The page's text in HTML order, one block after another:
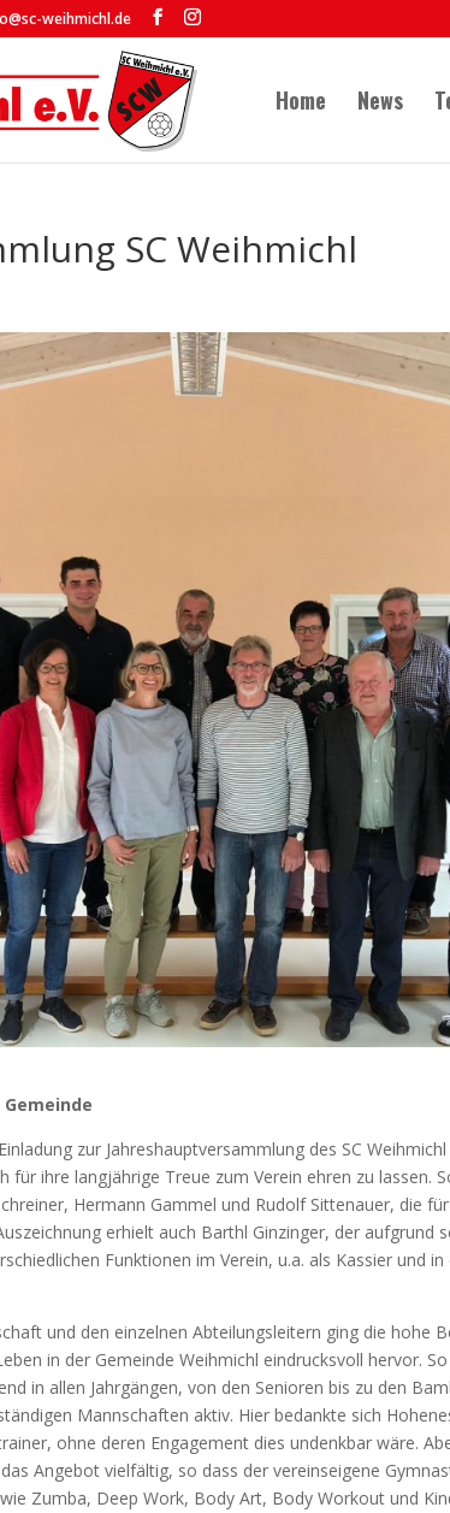
weihmichl.de
Home News
SC Weihmichl
zur Jahreshauptversammlung des SC
für ihre langjährige Treue zum Verein ehren zu lassen.
Hermann Gammel und Rudolf Sittenauer, die
erhielt auch Barthl Ginzinger, der aufgrund
Funktionen im Verein, u.a. als Kassier und
und den einzelnen Abteilungsleitern ging die hohe
in der Gemeinde Weihmichl eindrucksvoll hervor.
in allen Jahrgängen, von den Senioren bis zu den
Mannschaften aktiv. Hier bedankte sich
ohne deren Engagement dies undenkbar wäre.
Angebot vielfältig, so dass der vereinseigene
Zumba, Deep Work, Body Art, Body Workout und